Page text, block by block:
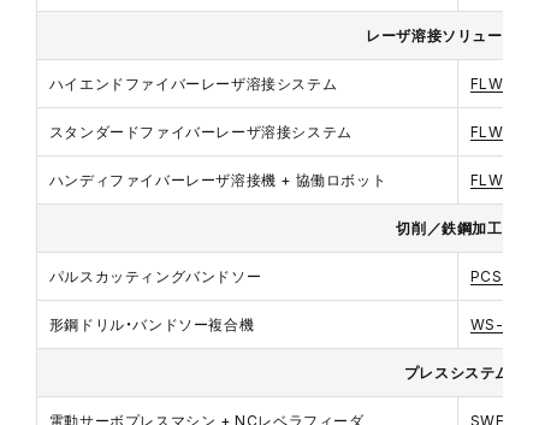
レーザ溶接ソリューショ
ハイエンドファイバーレーザ溶接システム FLW-
スタンダードファイバーレーザ溶接システム FLW-
ハンディファイバーレーザ溶接機 + 協働ロボット FLW-
切削／鉄鋼加工機
パルスカッティングバンドソー
形鋼ドリル・バンドソー複合機 WS-
プレスシステム
電動サーボプレスマシン + NCレベラフィーダ SWE-